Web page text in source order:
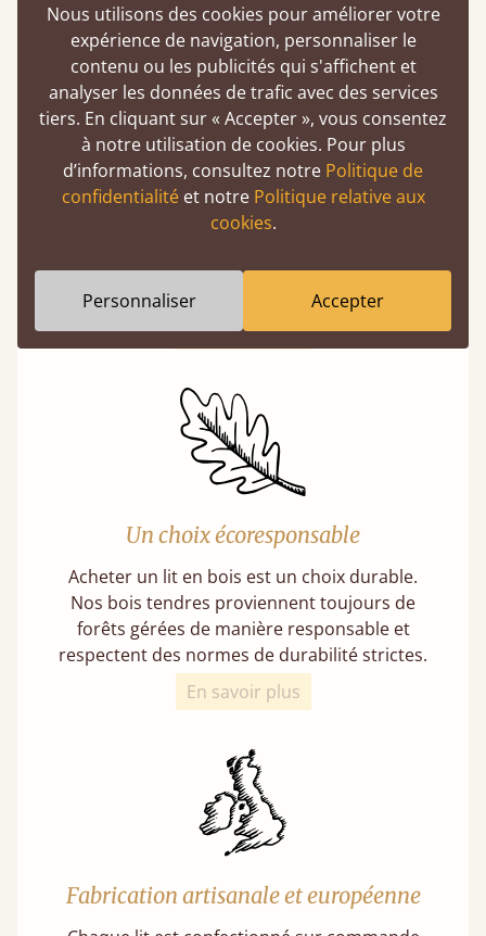
De l'atelier à votre chambre
Un produit de qualité premium peut tout à fait
auprès des fabricants. Sans intermédiaires,
vous réalisez des économies.
En savoir plus
Un choix écoresponsable
Acheter un lit en bois est un choix durable.
Nos bois tendres proviennent toujours de
forêts gérées de manière responsable et
respectent des normes de durabilité strictes.
En savoir plus
Fabrication artisanale et européenne
Nous utilisons des cookies pour améliorer votre
expérience de navigation, personnaliser le
contenu ou les publicités qui s'affichent et
analyser les données de trafic avec des services
tiers. En cliquant sur « Accepter », vous consentez
à notre utilisation de cookies. Pour plus
d’informations, consultez notre Politique de
confidentialitéet notre Politique relative aux
cookies.
Personnaliser Accepter